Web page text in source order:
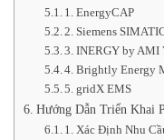
1. EnergyCAP
2. Siemens
3. INERGY by AMI
4. Brightly Energy
5. gridX EMS
Hướng Dẫn Triển Khai
1. Xác Định Nhu